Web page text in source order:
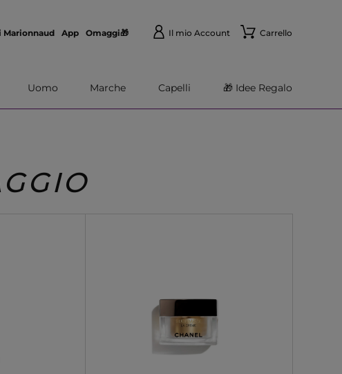
Marionnaud App Omaggi🎁 Il mio Account Carrello
Uomo Marche Capelli 🎁 Idee Regalo